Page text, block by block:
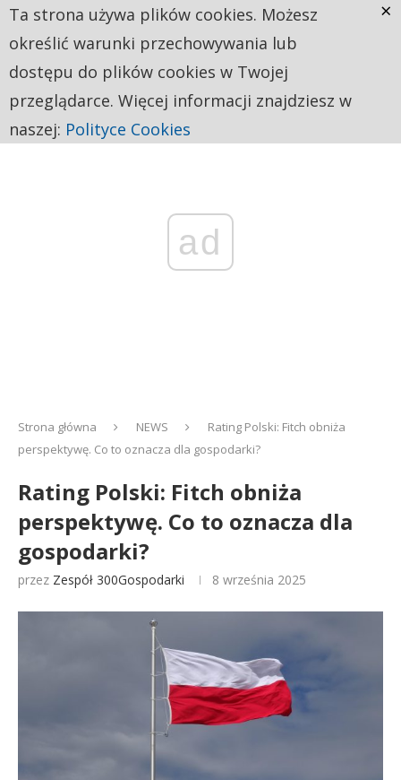
ad
Strona główna NEWS
Rating Polski: Fitch obniża
perspektywę. Co to oznacza dla gospodarki?
Rating Polski: Fitch obniża
perspektywę. Co to oznacza dla
gospodarki?
przez Zespół 300Gospodarki 8 września 2025
Ta strona używa plików cookies. Możesz
określić warunki przechowywania lub
dostępu do plików cookies w Twojej
przeglądarce. Więcej informacji znajdziesz w
naszej: Polityce Cookies
×